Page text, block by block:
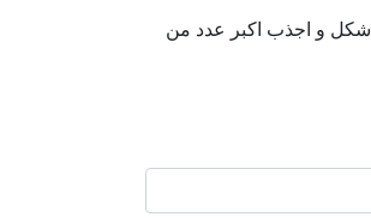
شكل و اجذب اكبر عدد من